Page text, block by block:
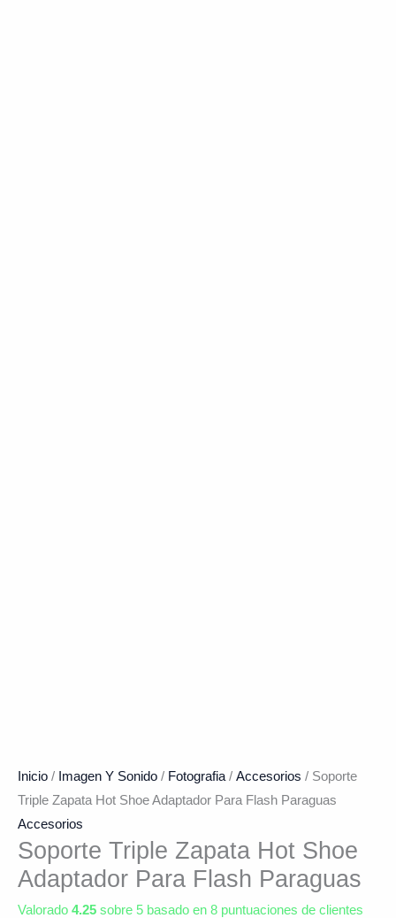
Inicio / Imagen Y Sonido / Fotografia/ Accesorios / Soporte
Triple Zapata Hot Shoe Adaptador Para Flash Paraguas
Accesorios
Soporte Triple Zapata Hot Shoe
Adaptador Para Flash Paraguas
Valorado 4.25 sobre 5 basado en 8 puntuaciones de clientes